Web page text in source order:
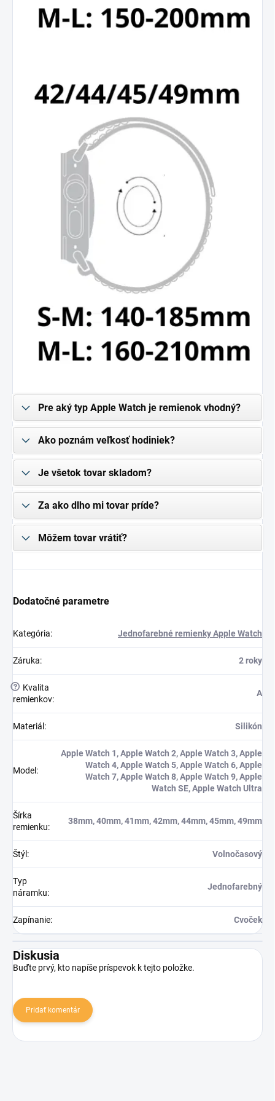
Pre aký typ Apple Watch je remienok vhodný?
Ako poznám veľkosť hodiniek?
Je všetok tovar skladom?
Za ako dlho mi tovar príde?
Môžem tovar vrátiť?
Dodatočné parametre
Kategória: Jednofarebné remienky Apple Watch
Záruka: 2 roky
?
Kvalita
remienkov:
A
Materiál : Silikón
Model :
Apple Watch 1, Apple Watch 2, Apple Watch 3, Apple
Watch 4, Apple Watch 5, Apple Watch 6, Apple
Watch 7, Apple Watch 8, Apple Watch 9, Apple
Watch SE, Apple Watch Ultra
Šírka
remienku:
38mm, 40mm, 41mm, 42mm, 44mm, 45mm, 49mm
Štýl : Volnočasový
Typ
náramku:
Jednofarebný
Zapínanie: Cvoček
Diskusia
Buďte prvý, kto napíše príspevok k tejto položke.
Pridať komentár